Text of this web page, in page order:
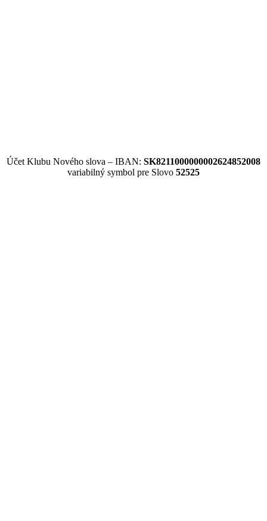
Účet Klubu Nového slova – IBAN: SK8211000000002624852008
variabilný symbol pre Slovo 52525